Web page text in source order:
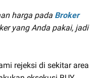
harga pada Broker
yang Anda pakai, jadi
rejeksi di sekitar area